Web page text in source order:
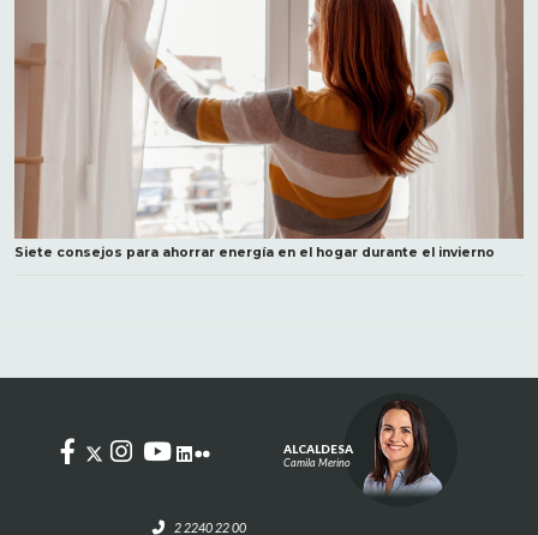
Siete consejos para ahorrar energía en el hogar durante el invierno
2 2240 22 00
ALCALDESA
Camila Merino